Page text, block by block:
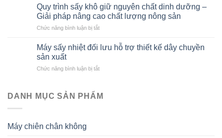
sấy
phù
hợp
với
chế
sản
và
Quy trình sấy khô giữ nguyên chất dinh dưỡng –
Giải pháp nâng cao chất lượng nông sản
Chức năng bình luận bị tắtở
trình
giữ
dinh
Máy sấy nhiệt đối lưu hỗ trợ thiết kế dây chuyền
sản xuất
Chức năng bình luận bị tắtở
nhiệt
DANH MỤC SẢN PHẨM
Máy chiên chân không